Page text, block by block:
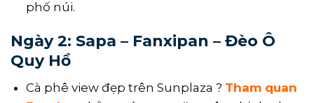
phố núi.
Ngày 2: Sapa – Fanxipan – Đèo Ô
Quy Hồ
Cà phê view đẹp trên Sunplaza ? Tham quan